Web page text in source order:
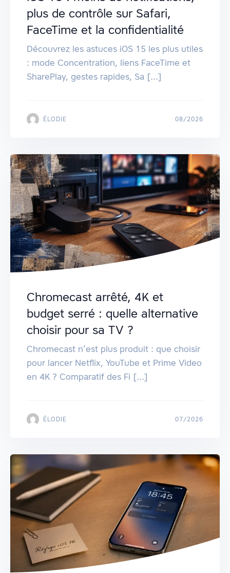
plus de contrôle sur Safari,
FaceTime et la confidentialité
Découvrez les astuces iOS 15 les plus utiles
: mode Concentration, liens FaceTime et
SharePlay, gestes rapides, Sa [...]
ÉLODIE 08/2026
Chromecast arrêté, 4K et
budget serré : quelle alternative
choisir pour sa TV ?
Chromecast n’est plus produit : que choisir
pour lancer Netflix, YouTube et Prime Video
en 4K ? Comparatif des Fi [...]
ÉLODIE 07/2026